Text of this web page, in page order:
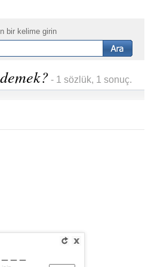
bir kelime girin
- 1 sözlük, 1 sonuç.